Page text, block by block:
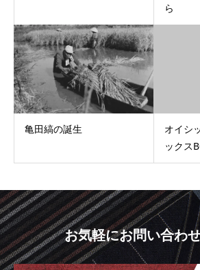
ら
亀田縞の誕生
オイシ
ックス
お気軽にお問い合わ